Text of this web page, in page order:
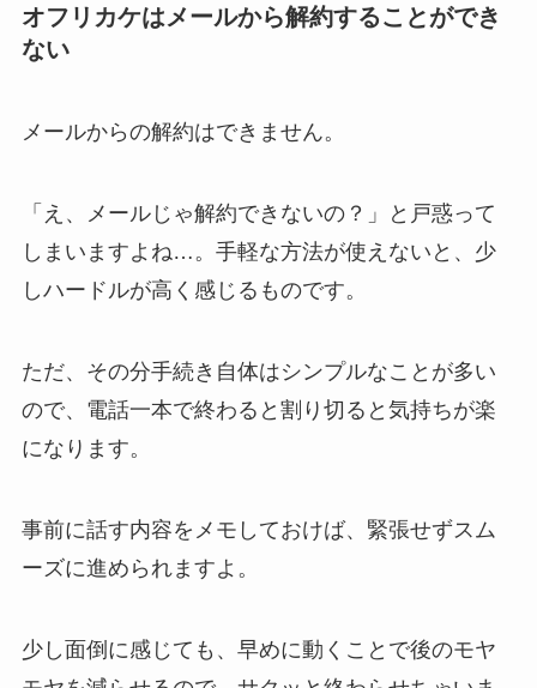
オフリカケはメールから解約することができ
ない
メールからの解約はできません。
「え、メールじゃ解約できないの？」と戸惑って
しまいますよね…。手軽な方法が使えないと、少
しハードルが高く感じるものです。
ただ、その分手続き自体はシンプルなことが多い
ので、電話一本で終わると割り切ると気持ちが楽
になります。
事前に話す内容をメモしておけば、緊張せずスム
ーズに進められますよ。
少し面倒に感じても、早めに動くことで後のモヤ